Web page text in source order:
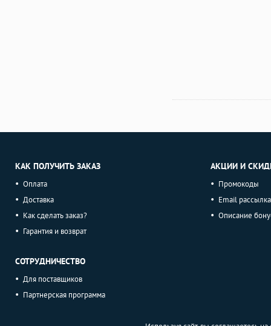
КАК ПОЛУЧИТЬ ЗАКАЗ
Оплата
Доставка
Как сделать заказ?
Гарантия и возврат
СОТРУДНИЧЕСТВО
Для поставщиков
Партнерская программа
АКЦИИ И
Промокоды
Email рассылка
Описание